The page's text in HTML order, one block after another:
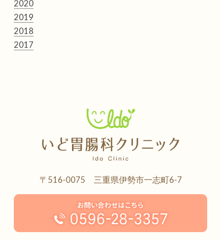
2020
2019
2018
2017
〒516-0075 三重県伊勢市一志町6-7